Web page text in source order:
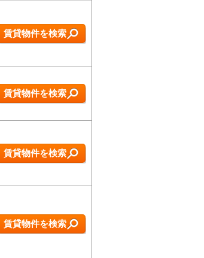
賃貸物件を検索
賃貸物件を検索
賃貸物件を検索
賃貸物件を検索